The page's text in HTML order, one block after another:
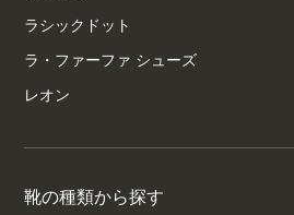
ラシックドット
ラ・ファーファ シューズ
レオン
靴の種類から探す